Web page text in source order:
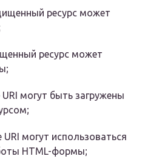
ресурс может
ресурс может
URI могут быть загружены
URI могут использоваться
HTML-формы;